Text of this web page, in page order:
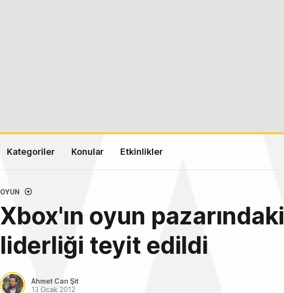
Kategoriler Konular Etkinlikler
OYUN
Xbox'ın oyun pazarındaki
liderliği teyit edildi
Ahmet Can Şit
13 Ocak 2012